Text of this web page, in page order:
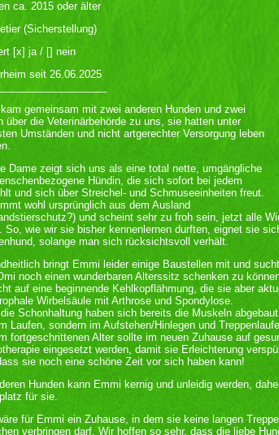
ca. 2015 oder älter
(Sicherstellung)
[x] ja / [] nein
seit 26.06.2025
gemeinsam mit zwei anderen Hunden und zwei
über die Veterinärbehörde zu uns, sie hatten unter
Umständen und nicht artgerechter Versorgung leben
Dame zeigt sich uns als eine total nette, umgängliche
Hündin, die sich sofort bei jedem
und sich über Streichel- und Schmuseeinheiten freut.
wohl ursprünglich aus dem Ausland
und scheint sehr zu froh sein, jetzt alle
So, wie wir sie bisher kennenlernen durften, eignet sie
solange man sich rücksichtsvoll verhält.
bringt Emmi leider einige Baustellen mit und
noch einen wunderbaren Alterssitz schenken zu
auf eine beginnende Kehlkopflähmung, die sie aber
Wirbelsäule mit Arthrose und Spondylose.
die Schonhaltung haben sich bereits die Muskeln
Laufen, sondern im Aufstehen/Hinlegen und
fortgeschrittenen Alter sollte im neuen Zuhause auf
eingesetzt werden, damit sie Erleichterung
sie noch eine schöne Zeit vor sich haben kann!
Hunden kann Emmi kernig und unleidig werden,
für sie.
für Emmi ein Zuhause, in dem sie keine langen
verbringen darf. Wir hoffen so sehr, dass die liebe